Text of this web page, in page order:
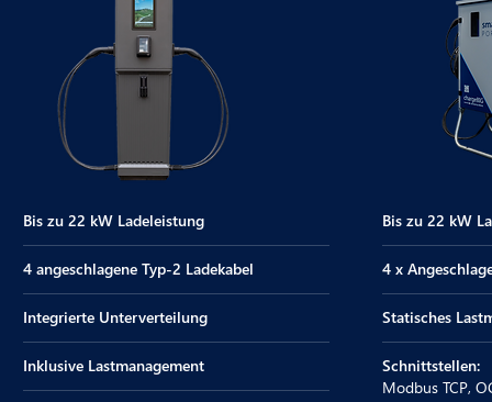
Bis zu 22 kW Ladeleistung
4 angeschlagene Typ-2 Ladekabel
Integrierte Unterverteilung
Inklusive Lastmanagement
Bis zu 22 kW
4 x
Statisches
Schnittstellen:
Modbus TCP,